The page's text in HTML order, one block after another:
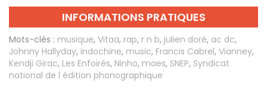
INFORMATIONS PRATIQUES
Mots-clés : musique, Vitaa, rap, r n b, julien doré, ac dc,
Johnny Hallyday, indochine, music, Francis Cabrel, Vianney,
Kendji Girac, Les Enfoirés, Ninho, maes, SNEP, Syndicat
national de l édition phonographique